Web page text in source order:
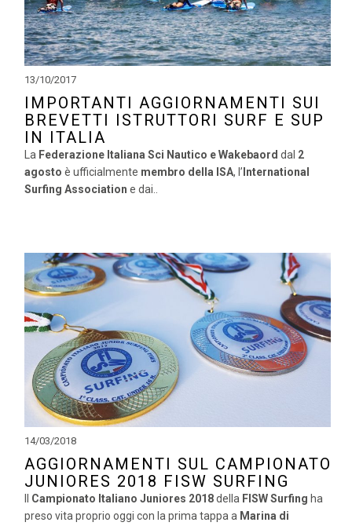
13/10/2017
IMPORTANTI AGGIORNAMENTI SUI
BREVETTI ISTRUTTORI SURF E SUP
IN ITALIA
La Federazione Italiana Sci Nautico e Wakebaord dal 2
agosto è ufficialmente membro della ISA, l’ International
Surfing Association e dai..
14/03/2018
AGGIORNAMENTI SUL CAMPIONATO
JUNIORES 2018 FISW SURFING
Campionato Italiano Juniores 2018della FISW Surfing ha
preso vita proprio oggi con la prima tappa aMarina di